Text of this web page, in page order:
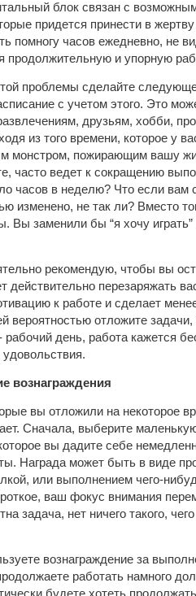
блок связан с
придется принести в
помногу часов ежедневно, не
продолжительную и упорную
проблемы сделайте
с учетом этого. Это
друзьям, хобби,
из того времени, которое у
монстром, пожирающим вашу
часто ведет к сокращению
часов в неделю? Что если
изменено, не так ли? Вместо
Вы заменили бы “я хочу
рекомендую, чтобы вы
действительно перезаряжать
к работе и сделает
вероятностью отложите
день, работа кажется
вознаграждения
вы отложили на некоторое
Сначала, выберите
вы дадите себе
Награда может быть в виде
или выполнением чего-
ваш фокус внимания
задача, нет ничего такого,
вознаграждение за
работать намного